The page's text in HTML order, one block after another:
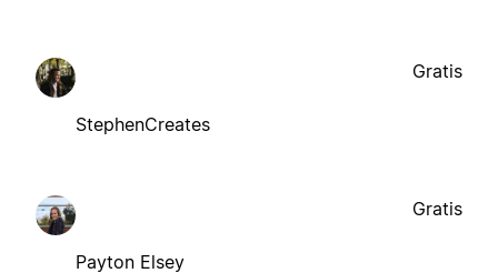
StephenCreates
Gratis
Payton Elsey
Gratis